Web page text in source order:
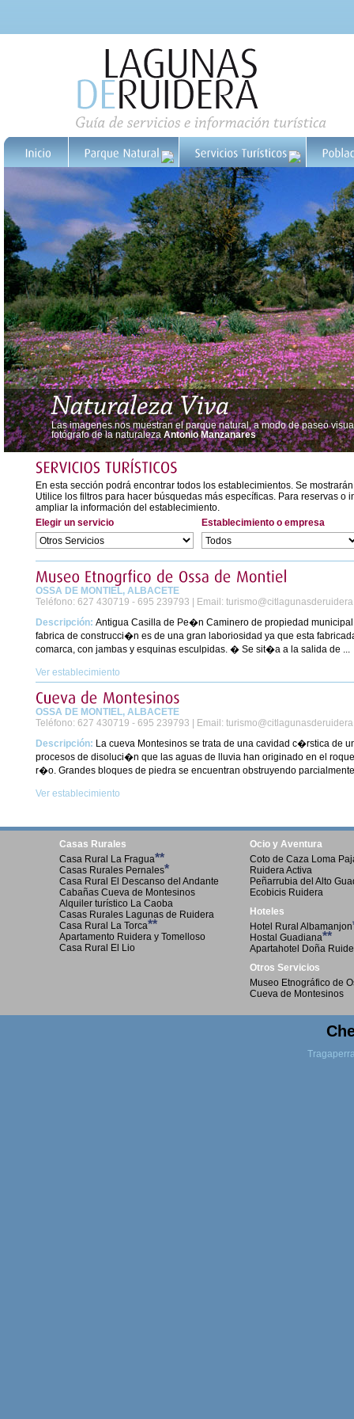
Las imagenes nos muestran el parque natural, a modo de paseo
fotógrafo de la naturaleza Antonio Manzanares
En esta sección podrá encontrar todos los establecimientos. Se
Utilice los filtros para hacer búsquedas más específicas. Para reservas
ampliar la información del establecimiento.
Elegir un servicio
Establecimiento o empresa
OSSA DE MONTIEL, ALBACETE
Teléfono: 627 430719 - 695 239793 | Email:
Descripción: Antigua Casilla de Pe�n Caminero de propiedad
fabrica de construcci�n es de una gran laboriosidad ya que esta
comarca, con jambas y esquinas esculpidas. � Se sit�a a la salida de ...
Ver establecimiento
OSSA DE MONTIEL, ALBACETE
Teléfono: 627 430719 - 695 239793 | Email:
Descripción: La cueva Montesinos se trata de una cavidad c�rstica de
procesos de disoluci�n que las aguas de lluvia han originado en el
r�o. Grandes bloques de piedra se encuentran obstruyendo
Ver establecimiento
Casas Rurales
Casa Rural La Fragua**
Casas Rurales Pernales*
Casa Rural El Descanso del Andante
Cabañas Cueva de Montesinos
Alquiler turístico La Caoba
Casas Rurales Lagunas de Ruidera
Casa Rural La Torca**
Apartamento Ruidera y Tomelloso
Casa Rural El Lio
Ocio y Aventura
Coto de Caza Loma
Ruidera Activa
Peñarrubia del Alto
Ecobicis Ruidera
Hoteles
Hotel Rural Albamanjon
Hostal Guadiana**
Apartahotel Doña
Otros Servicios
Museo Etnográfico de
Cueva de Montesinos